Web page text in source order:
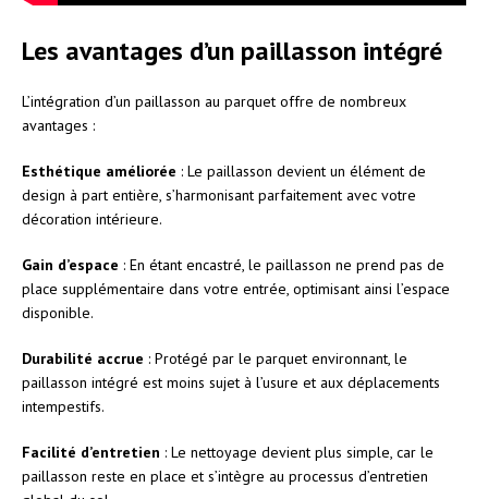
Les avantages d’un paillasson intégré
L’intégration d’un paillasson au parquet offre de nombreux
avantages :
Esthétique améliorée : Le paillasson devient un élément de
design à part entière, s’harmonisant parfaitement avec votre
décoration intérieure.
Gain d’espace : En étant encastré, le paillasson ne prend pas de
place supplémentaire dans votre entrée, optimisant ainsi l’espace
disponible.
Durabilité accrue : Protégé par le parquet environnant, le
paillasson intégré est moins sujet à l’usure et aux déplacements
intempestifs.
Facilité d’entretien : Le nettoyage devient plus simple, car le
paillasson reste en place et s’intègre au processus d’entretien